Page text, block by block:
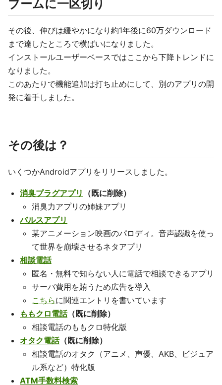
ブームに一区切り
その後、伸びは緩やかになり約1年後に60万ダウンロード
まで達したところで横ばいになりました。
インストールユーザーベースではここから下降トレンドに
なりました。
このあたりで機能追加は打ち止めにして、別のアプリの開
発に着手しました。
その後は？
いくつかAndroidアプリをリリースしました。
消臭プラグアプリ
（既に削除）
消臭力アプリの姉妹アプリ
バルスアプリ
某アニメーション映画のパロディ。音声認識を使っ
て世界を崩壊させるネタアプリ
相談電話
匿名・無料で知らない人に電話で相談できるアプリ
サーバ費用を賄うため広告を導入
こちらに関連エントリを書いています
ももクロ電話（既に削除）
相談電話のももクロ特化版
オタク電話（既に削除）
相談電話のオタク（アニメ、声優、AKB、ビジュア
ル系など）特化版
ATM手数料検索